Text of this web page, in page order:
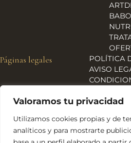
Valoramos tu privacidad
Utilizamos cookies propias y de
analíticos y para mostrarte
Páginas legales
POLÍTICA
AVISO
ENVÍOS,
POLÍTICA